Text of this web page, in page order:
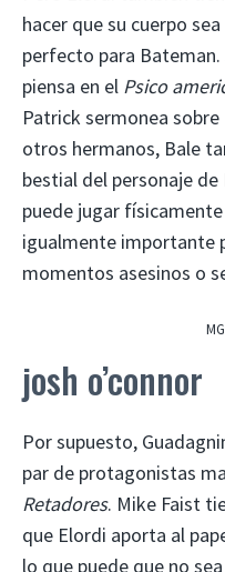
hacer que su cuerpo
perfecto para
piensa en el Psico
Patrick sermonea
otros hermanos, Bale
bestial del personaje de
puede jugar
igualmente importante
momentos asesinos o
josh o’connor
Por supuesto,
par de protagonistas
Retadores. Mike Faist
que Elordi aporta al
lo que puede que no